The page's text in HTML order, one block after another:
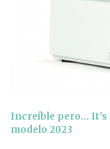
Increíble pero... It's
modelo 2023